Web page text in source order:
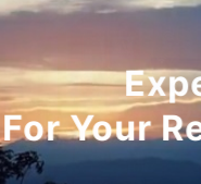
For Your